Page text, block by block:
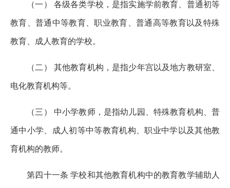
（一） 各级各类学校，是指实施学前教育、普通初等
教育、普通中等教育、职业教育、普通高等教育以及特殊
教育、成人教育的学校。
（二） 其他教育机构，是指少年宫以及地方教研室、
电化教育机构等。
（三） 中小学教师，是指幼儿园、特殊教育机构、普
通中小学、成人初等中等教育机构、职业中学以及其他教
育机构的教师。
第四十一条 学校和其他教育机构中的教育教学辅助人